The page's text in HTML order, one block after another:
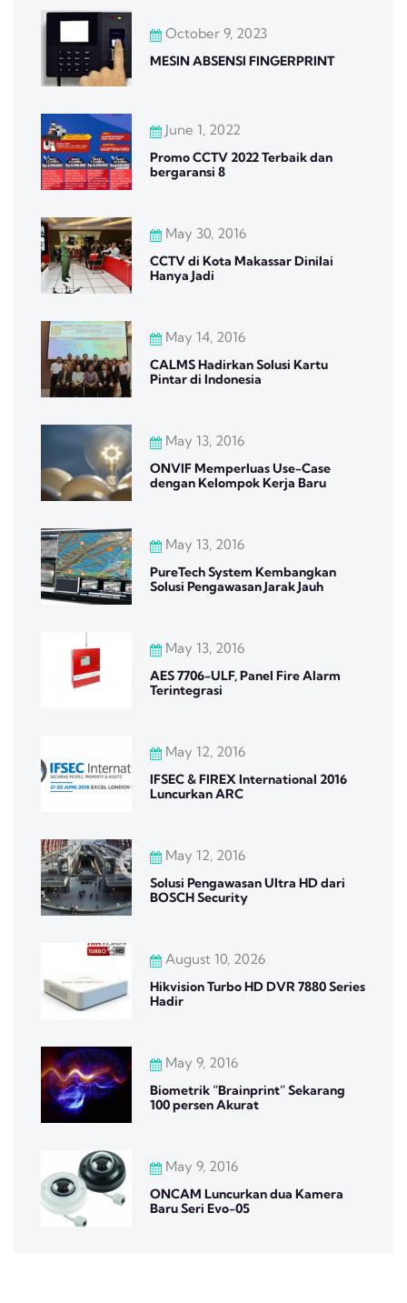
October 9, 2023
MESIN ABSENSI FINGERPRINT
June 1, 2022
Promo CCTV 2022 Terbaik dan
bergaransi 8
May 30, 2016
CCTV di Kota Makassar Dinilai
Hanya Jadi
May 14, 2016
CALMS Hadirkan Solusi Kartu
Pintar di Indonesia
May 13, 2016
ONVIF Memperluas Use-Case
dengan Kelompok Kerja Baru
May 13, 2016
PureTech System Kembangkan
Solusi Pengawasan Jarak Jauh
May 13, 2016
AES 7706-ULF, Panel Fire Alarm
Terintegrasi
May 12, 2016
IFSEC & FIREX International 2016
Luncurkan ARC
May 12, 2016
Solusi Pengawasan Ultra HD dari
BOSCH Security
August 10, 2026
Hikvision Turbo HD DVR 7880 Series
Hadir
May 9, 2016
Biometrik “Brainprint” Sekarang
100 persen Akurat
May 9, 2016
ONCAM Luncurkan dua Kamera
Baru Seri Evo-05